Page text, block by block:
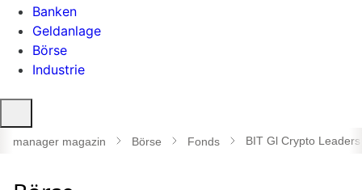
Banken
Geldanlage
Börse
Industrie
öffnen
manager magazin Börse Fonds BIT Gl Crypto